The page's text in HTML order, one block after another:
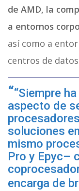
de AMD, la
a entornos
así como a
centros de
“Siempre
aspecto de
soluciones
mismo
Pro y Epyc–
encarga de